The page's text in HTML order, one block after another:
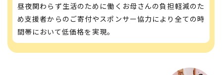
昼夜関わらず生活のために働くお母さんの負担軽減のた
め支援者からのご寄付やスポンサー協力により全ての時
間帯において低価格を実現。